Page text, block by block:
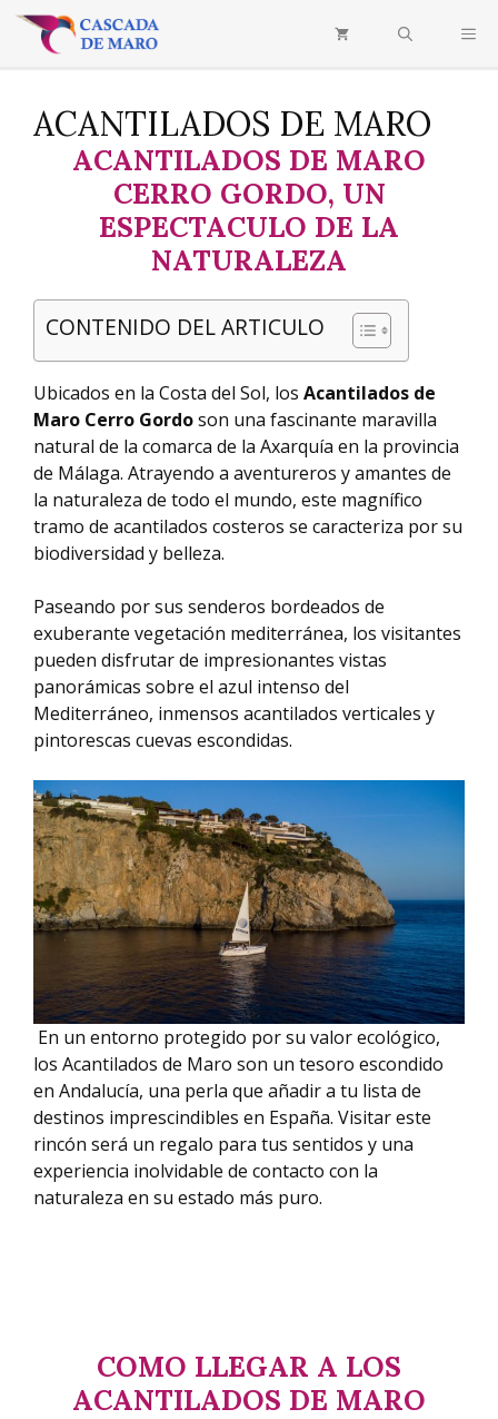
Saltar
ACANTILADOS DE MARO
ACANTILADOS DE MARO
CERRO GORDO, UN
ESPECTACULO DE LA
NATURALEZA
CONTENIDO DEL ARTICULO
Ubicados en la Costa del Sol, los Acantilados de
Maro Cerro Gordoson una fascinante maravilla
natural de la comarca de la Axarquía en la provincia
de Málaga. Atrayendo a aventureros y amantes de
la naturaleza de todo el mundo, este magnífico
tramo de acantilados costeros se caracteriza por su
biodiversidad y belleza.
Paseando por sus senderos bordeados de
exuberante vegetación mediterránea, los visitantes
pueden disfrutar de impresionantes vistas
panorámicas sobre el azul intenso del
Mediterráneo, inmensos acantilados verticales y
pintorescas cuevas escondidas.
En un entorno protegido por su valor ecológico,
los Acantilados de Maro son un tesoro escondido
en Andalucía, una perla que añadir a tu lista de
destinos imprescindibles en España. Visitar este
rincón será un regalo para tus sentidos y una
experiencia inolvidable de contacto con la
naturaleza en su estado más puro.
COMO LLEGAR A LOS
ACANTILADOS DE MARO